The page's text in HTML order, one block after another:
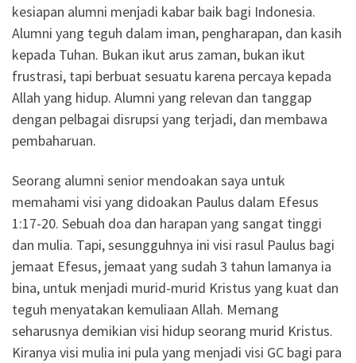
kesiapan alumni menjadi kabar baik bagi Indonesia.
Alumni yang teguh dalam iman, pengharapan, dan kasih
kepada Tuhan. Bukan ikut arus zaman, bukan ikut
frustrasi, tapi berbuat sesuatu karena percaya kepada
Allah yang hidup. Alumni yang relevan dan tanggap
dengan pelbagai disrupsi yang terjadi, dan membawa
pembaharuan.
Seorang alumni senior mendoakan saya untuk
memahami visi yang didoakan Paulus dalam Efesus
1:17-20. Sebuah doa dan harapan yang sangat tinggi
dan mulia. Tapi, sesungguhnya ini visi rasul Paulus bagi
jemaat Efesus, jemaat yang sudah 3 tahun lamanya ia
bina, untuk menjadi murid-murid Kristus yang kuat dan
teguh menyatakan kemuliaan Allah. Memang
seharusnya demikian visi hidup seorang murid Kristus.
Kiranya visi mulia ini pula yang menjadi visi GC bagi para